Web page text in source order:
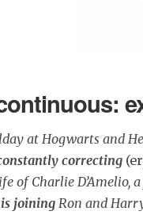
at Hogwarts and
correcting
of Charlie D’Amelio,
is joining Ron and